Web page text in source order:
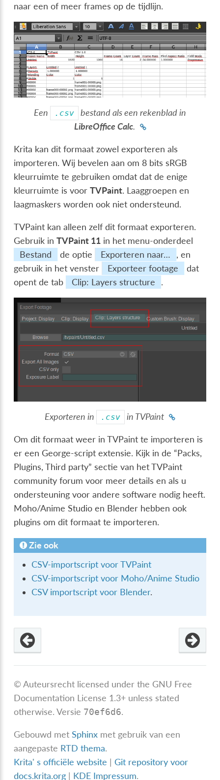
naar een of meer frames op de tijdlijn.
Een .csv
bestand als een rekenblad in
LibreOffice Calc.
Krita kan dit formaat zowel exporteren als
importeren. Wij bevelen aan om 8 bits sRGB
kleurruimte te gebruiken omdat dat de enige
kleurruimte is voorTVPaint. Laaggroepen en
laagmaskers worden ook niet ondersteund.
TVPaint kan alleen zelf dit formaat exporteren.
Gebruik inTVPaint 11 in het menu-onderdeel
Bestand
de optie Exporteren naar…
, en
gebruik in het venster
Exporteer footage
dat
opent de tab
Clip: Layers structure .
Exporteren in .csv in TVPaint
Om dit formaat weer in TVPaint te importeren is
er een George-script extensie. Kijk in de “Packs,
Plugins, Third party” sectie van het TVPaint
community forum voor meer details en als u
ondersteuning voor andere software nodig heeft.
Moho/Anime Studio en Blender hebben ook
plugins om dit formaat te importeren.
Zie ook
CSV-importscript voor TVPaint
CSV-importscript voor Moho/Anime Studio
CSV importscript voor Blender.
© Auteursrecht licensed under the GNU Free
Documentation License 1.3+ unless stated
otherwise.Versie 70ef6d6.
Gebouwd metSphinx met gebruik van een
aangepaste RTD thema.
Krita' s officiële website |Git repository voor
docs.krita.org | KDE Impressum.